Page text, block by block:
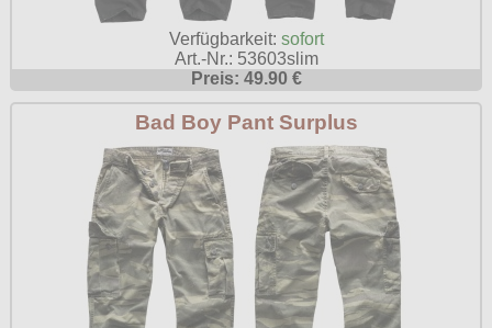
Verfügbarkeit: sofort
Art.-Nr.: 53603slim
Preis: 49.90 €
Bad Boy Pant Surplus